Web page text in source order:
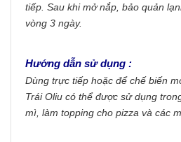
tiếp. Sau khi mở nắp, bảo quản
vòng 3 ngày.
Hướng dẫn sử dụng :
Dùng trực tiếp hoặc để chế biến
Trái Oliu có thể được sử dụng
mì, làm topping cho pizza và các